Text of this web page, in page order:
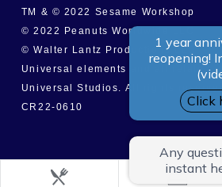
TM & © 2022 Sesame Workshop
© 2022 Peanuts Worldwide LLC
© Walter Lantz Productions LLC
Universal elements and all related
Universal Studios. All rights
CR22-0610